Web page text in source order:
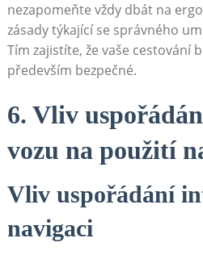
nezapomeňte vždy dbát na
zásady týkající se správného
⁣Tím zajistíte, že vaše cestování
především bezpečné.
6. Vliv
vozu na použití
Vliv uspořádání
navigaci